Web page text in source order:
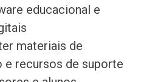
educacional e
materiais de
e recursos de suporte